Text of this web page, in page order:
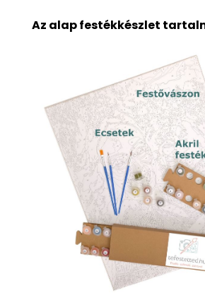
Az alap festékkészlet